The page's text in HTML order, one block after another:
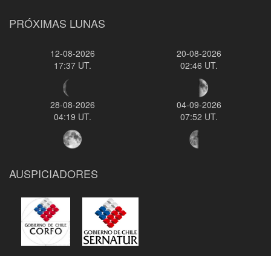
PRÓXIMAS LUNAS
12-08-2026
17:37 UT.
20-08-2026
02:46 UT.
28-08-2026
04:19 UT.
04-09-2026
07:52 UT.
AUSPICIADORES